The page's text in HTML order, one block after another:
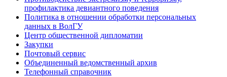
профилактика девиантного поведения
Политика в отношении обработки персональных
данных в ВолГУ
Центр общественной дипломатии
Закупки
Почтовый сервис
Объединенный ведомственный архив
Телефонный справочник